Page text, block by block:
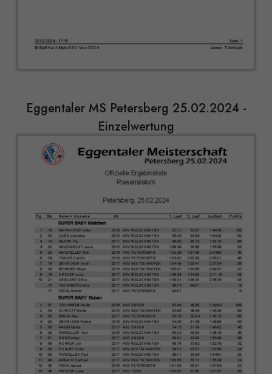
Eggentaler MS Petersberg 25.02.2024 -
Einzelwertung